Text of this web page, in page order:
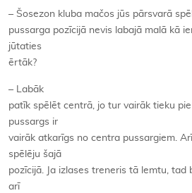
– Šosezon kluba mačos jūs pārsvarā
pussarga pozīcijā nevis labajā malā kā
jūtaties
ērtāk?
– Labāk
patīk spēlēt centrā, jo tur vairāk tieku
pussargs ir
vairāk atkarīgs no centra pussargiem.
spēlēju šajā
pozīcijā. Ja izlases treneris tā lemtu,
arī